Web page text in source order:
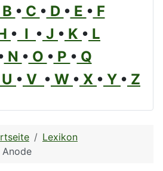
B • C • D • E • F
• I • J • K • L
N • O • P • Q
U • V • W • X • Y • Z
Lexikon
Anode